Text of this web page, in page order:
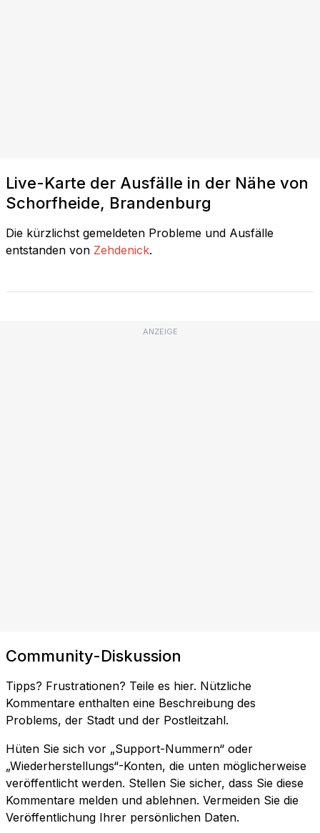
Live-Karte der Ausfälle in der Nähe von
Schorfheide, Brandenburg
Die kürzlichst gemeldeten Probleme und Ausfälle
entstanden von Zehdenick.
ANZEIGE
Community-Diskussion
Tipps? Frustrationen? Teile es hier. Nützliche
Kommentare enthalten eine Beschreibung des
Problems, der Stadt und der Postleitzahl.
Hüten Sie sich vor „Support-Nummern“ oder
„Wiederherstellungs“-Konten, die unten möglicherweise
veröffentlicht werden. Stellen Sie sicher, dass Sie diese
Kommentare melden und ablehnen. Vermeiden Sie die
Veröffentlichung Ihrer persönlichen Daten.